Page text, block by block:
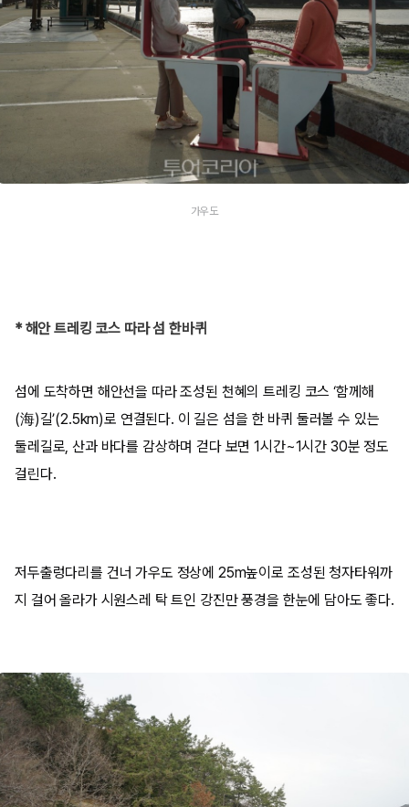
가우도
* 해안 트레킹 코스 따라 섬 한바퀴
섬에 도착하면 해안선을 따라 조성된 천혜의 트레킹 코스 ‘함께해
(海)길’(2.5km)로 연결된다. 이 길은 섬을 한 바퀴 둘러볼 수 있는
둘레길로, 산과 바다를 감상하며 걷다 보면 1시간~1시간 30분 정도
걸린다.
저두출렁다리를 건너 가우도 정상에 25m높이로 조성된 청자타워까
지 걸어 올라가 시원스레 탁 트인 강진만 풍경을 한눈에 담아도 좋다.